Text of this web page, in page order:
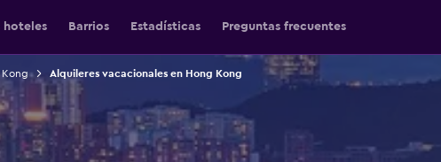
hoteles Barrios Estadísticas Preguntas frecuentes
Alquileres vacacionales en Hong Kong